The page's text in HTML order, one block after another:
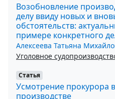
Возобновление
делу ввиду новых и
обстоятельств:
примере конкретного
Алексеева Татьяна
Уголовное
Статья
Усмотрение прокурора
производстве